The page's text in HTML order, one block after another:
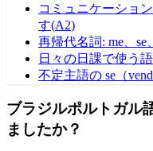
コミュニケーショ
す(A2)
再帰代名詞: me、se
日々の日課で使う
不定主語の se（
ブラジルポルトガル
ましたか？